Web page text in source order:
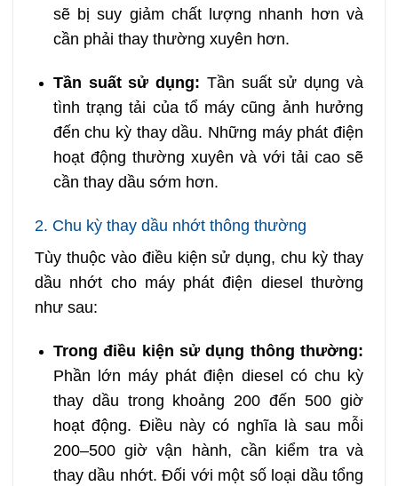
sẽ bị suy giảm chất lượng nhanh hơn và
cần phải thay thường xuyên hơn.
Tần suất sử dụng: Tần suất sử dụng và
tình trạng tải của tổ máy cũng ảnh hưởng
đến chu kỳ thay dầu. Những máy phát điện
hoạt động thường xuyên và với tải cao sẽ
cần thay dầu sớm hơn.
2. Chu kỳ thay dầu nhớt thông thường
Tùy thuộc vào điều kiện sử dụng, chu kỳ thay
dầu nhớt cho máy phát điện diesel thường
như sau:
Trong điều kiện sử dụng thông thường:
Phần lớn máy phát điện diesel có chu kỳ
thay dầu trong khoảng 200 đến 500 giờ
hoạt động. Điều này có nghĩa là sau mỗi
200–500 giờ vận hành, cần kiểm tra và
thay dầu nhớt. Đối với một số loại dầu tổng